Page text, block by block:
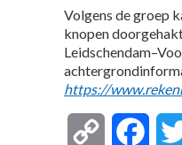
Volgens de groep
knopen
https://
Copy